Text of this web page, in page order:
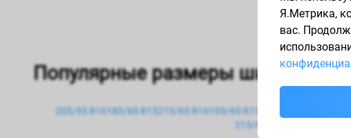
Популярные размеры шин
205/55 R16 185/65 R15 215/65 R16 195/65 R15
215/60 R16
Я.Метрика,
вас.